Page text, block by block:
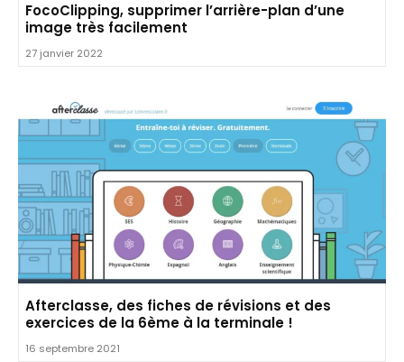
FocoClipping, supprimer l’arrière-plan d’une
image très facilement
27 janvier 2022
Afterclasse, des fiches de révisions et des
exercices de la 6ème à la terminale !
16 septembre 2021